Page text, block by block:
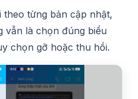
theo từng bản cập nhật,
vẫn là chọn đúng biểu
chọn gỡ hoặc thu hồi.